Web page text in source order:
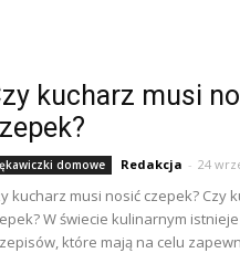
kucharz musi
domowe Redakcja - 24
kucharz musi nosić czepek? Czy
W świecie kulinarnym
które mają na celu